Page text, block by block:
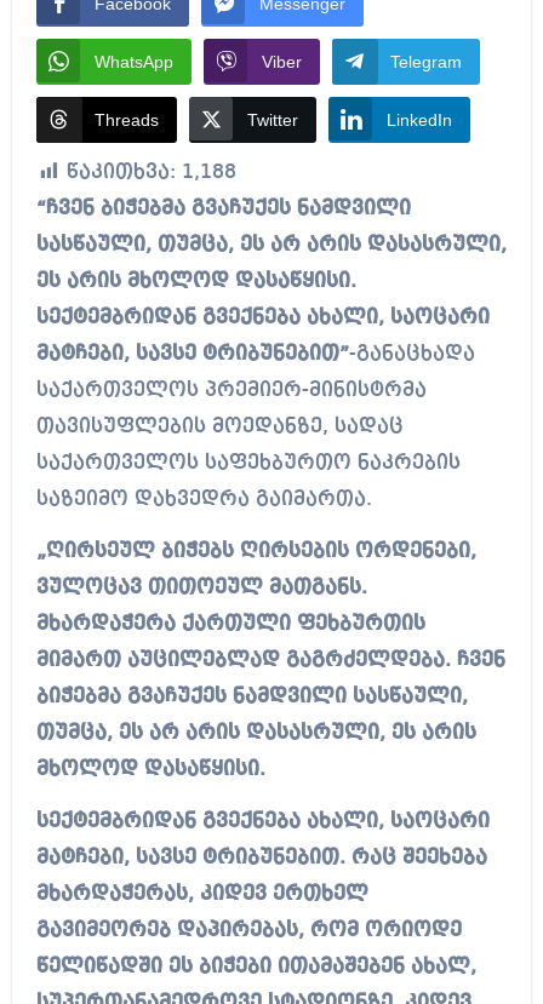
Facebook Messenger
WhatsApp Viber Telegram
Threads Twitter LinkedIn
წაკითხვა: 1,188
“ჩვენ ბიჭებმა გვაჩუქეს ნამდვილი
სასწაული, თუმცა, ეს არ არის დასასრული,
ეს არის მხოლოდ დასაწყისი.
სექტემბრიდან გვექნება ახალი, საოცარი
მატჩები, სავსე ტრიბუნებით”-განაცხადა
საქართველოს პრემიერ-მინისტრმა
თავისუფლების მოედანზე, სადაც
საქართველოს საფეხბურთო ნაკრების
საზეიმო დახვედრა გაიმართა.
„ღირსეულ ბიჭებს ღირსების ორდენები,
ვულოცავ თითოეულ მათგანს.
მხარდაჭერა ქართული ფეხბურთის
მიმართ აუცილებლად გაგრძელდება. ჩვენ
ბიჭებმა გვაჩუქეს ნამდვილი სასწაული,
თუმცა, ეს არ არის დასასრული, ეს არის
მხოლოდ დასაწყისი.
სექტემბრიდან გვექნება ახალი, საოცარი
მატჩები, სავსე ტრიბუნებით. რაც შეეხება
მხარდაჭერას, კიდევ ერთხელ
გავიმეორებ დაპირებას, რომ ორიოდე
წელიწადში ეს ბიჭები ითამაშებენ ახალ,